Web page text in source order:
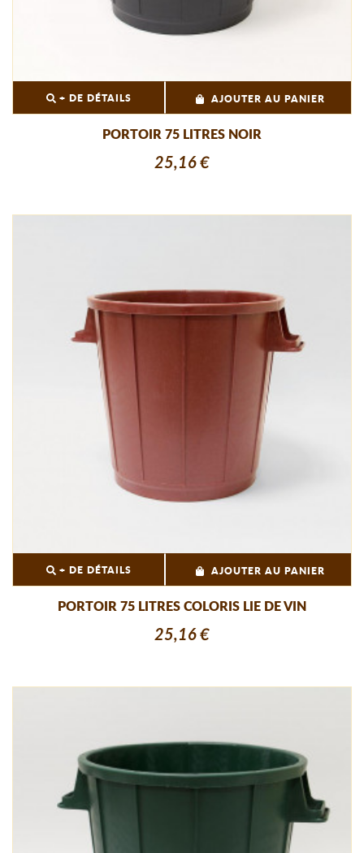
+ DE DÉTAILS AJOUTER AU PANIER
PORTOIR 75 LITRES NOIR
25,16 €
+ DE DÉTAILS AJOUTER AU PANIER
PORTOIR 75 LITRES COLORIS LIE DE VIN
25,16 €